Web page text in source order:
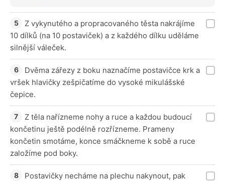
Z vykynutého a propracovaného těsta nakrájíme
10 dílků (na 10 postaviček) a z každého dílku uděláme
silnější váleček.
Dvěma zářezy z boku naznačíme postavičce krk a
vršek hlavičky zešpičatíme do vysoké mikulášské
čepice.
Z těla nařízneme nohy a ruce a každou budoucí
končetinu ještě podélně rozřízneme. Prameny
končetin smotáme, konce smáčkneme k sobě a ruce
založíme pod boky.
Postavičky necháme na plechu nakynout, pak